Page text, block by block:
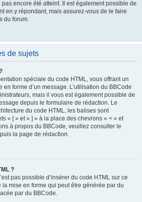
pas encore été atteint. Il est également possible de
en y répondant, mais assurez-vous de le faire
du forum.
de sujets
spéciale du code HTML, vous offrant un
forme d’un message. L’utilisation du BBCode
mais il vous est également possible de
depuis le formulaire de rédaction. Le
du code HTML, les balises sont
« [ » et « ] » à la place des chevrons « < » et
à propos du BBCode, veuillez consulter le
la page de rédaction.
?
pas possible d’insérer du code HTML sur ce
mise en forme qui peut être générée par du
par du BBCode.